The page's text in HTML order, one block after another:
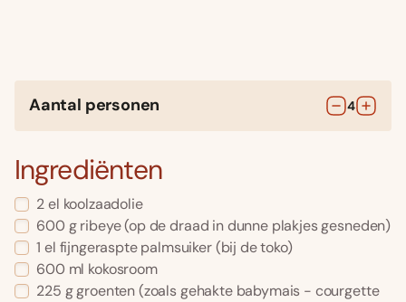
Aantal personen 4
Ingrediënten
2el koolzaadolie
600 g ribeye(op de draad in dunne plakjes gesneden)
1 el fijngeraspte palmsuiker(bij de toko)
600 ml kokosroom
225 ggroenten(zoals gehakte babymais - courgette